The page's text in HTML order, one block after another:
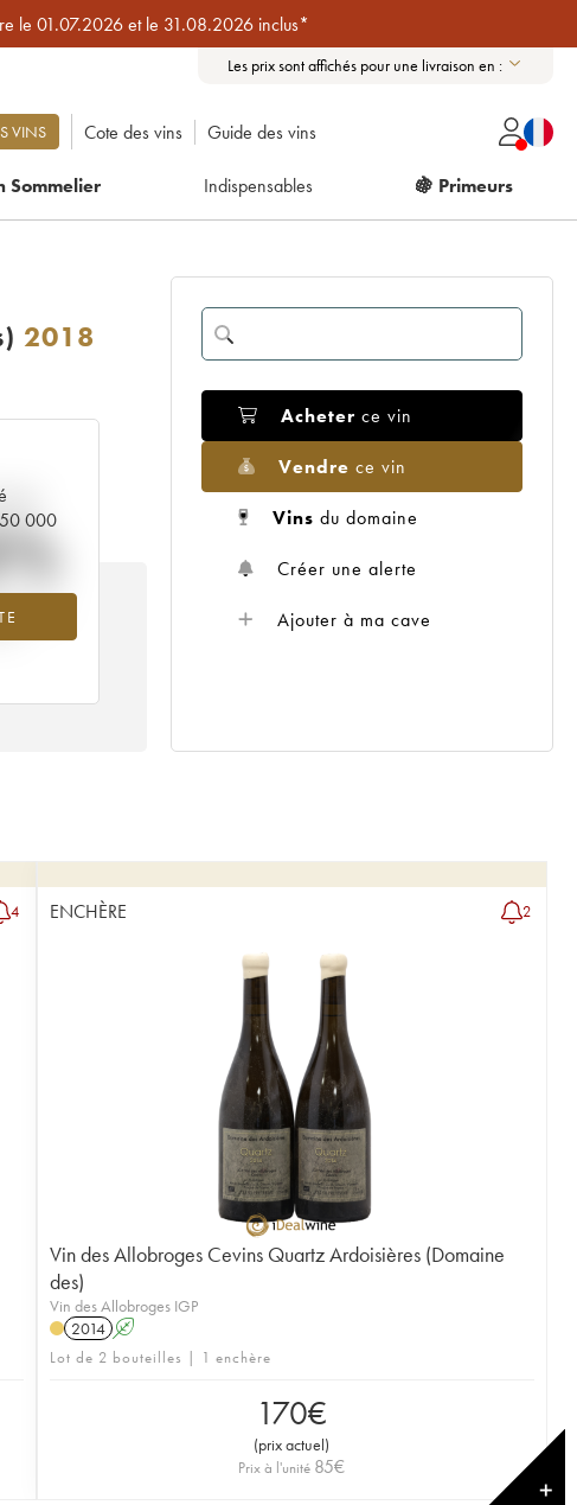
le 01.07.2026 et le 31.08.2026 inclus*
Les prix sont affichés pour une livraison en :
VINS Cote des vins Guide des vins
Sommelier Indispensables 🍇 Primeurs
2018
000
2018
Acheter ce vin
Vendre ce vin
Vins du domaine
Créer une alerte
Ajouter à ma cave
4 ENCHÈRE 2
Vin des Allobroges Cevins Quartz Ardoisières (Domaine
des)
Vin des Allobroges IGP
2014 A
Lot de 2 bouteilles | 1 enchère
170€
(prix actuel)
Prix à l'unité 85€
✕